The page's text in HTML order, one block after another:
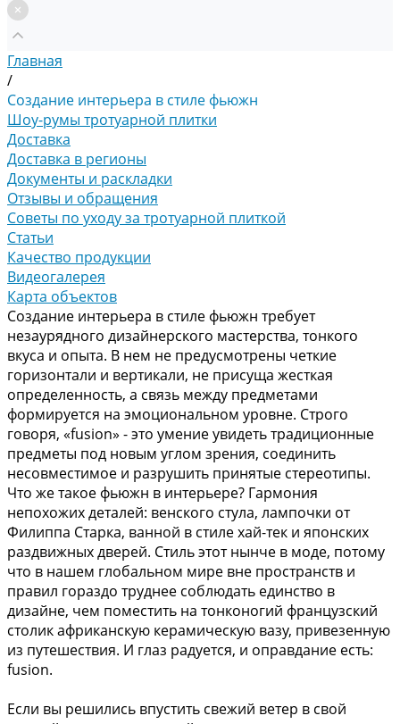
Главная
/
Создание интерьера в стиле фьюжн
Шоу-румы тротуарной плитки
Доставка
Доставка в регионы
Документы и раскладки
Отзывы и обращения
Советы по уходу за тротуарной плиткой
Статьи
Качество продукции
Видеогалерея
Карта объектов
Создание интерьера в стиле фьюжн требует
незаурядного дизайнерского мастерства, тонкого
вкуса и опыта. В нем не предусмотрены четкие
горизонтали и вертикали, не присуща жесткая
определенность, а связь между предметами
формируется на эмоциональном уровне. Строго
говоря, «fusion» - это умение увидеть традиционные
предметы под новым углом зрения, соединить
несовместимое и разрушить принятые стереотипы.
Что же такое фьюжн в интерьере? Гармония
непохожих деталей: венского стула, лампочки от
Филиппа Старка, ванной в стиле хай-тек и японских
раздвижных дверей. Стиль этот нынче в моде, потому
что в нашем глобальном мире вне пространств и
правил гораздо труднее соблюдать единство в
дизайне, чем поместить на тонконогий французский
столик африканскую керамическую вазу, привезенную
из путешествия. И глаз радуется, и оправдание есть:
fusion.
Если вы решились впустить свежий ветер в свой